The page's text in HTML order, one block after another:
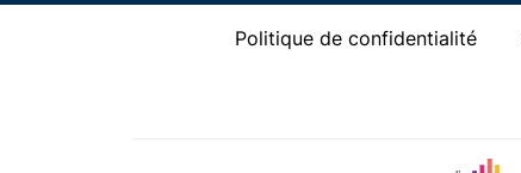
Politique de confidentialité